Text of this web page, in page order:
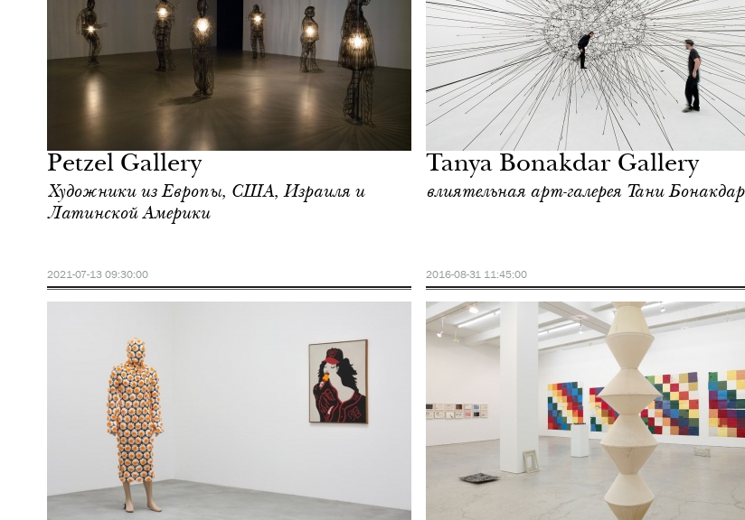
Petzel Gallery
Художники из Европы, США, Израиля и
Латинской Америки
2021-07-13 09:30:00
Культура
Нью-Йорк
Tanya Bonakdar Gallery
влиятельная арт-галерея Тани Бонакдар
2016-08-31 11:45:00
Культура
Нью-Йорк